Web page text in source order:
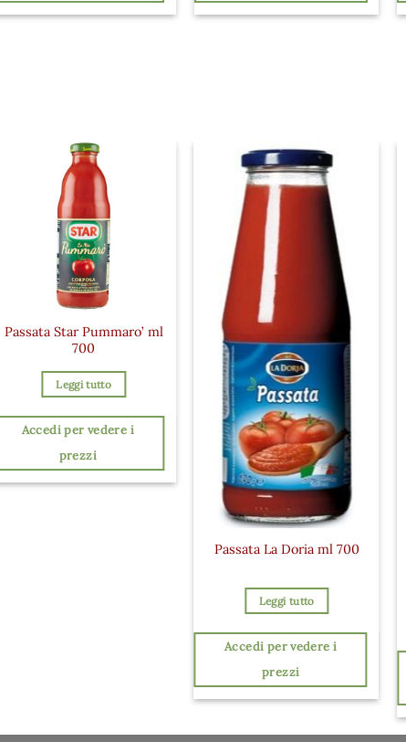
Passata Star Pummaro’ ml
700
Leggi tutto
Accedi per vedere i
prezzi
Passata La Doria ml 700
Leggi tutto
Accedi per vedere i
prezzi